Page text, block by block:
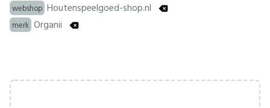
webshop Houtenspeelgoed-shop.nl
merk Organii